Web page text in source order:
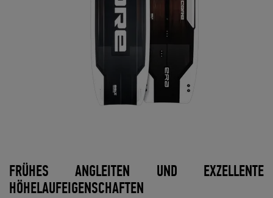
FRÜHES ANGLEITEN UND EXZELLENTE
HÖHELAUFEIGENSCHAFTEN